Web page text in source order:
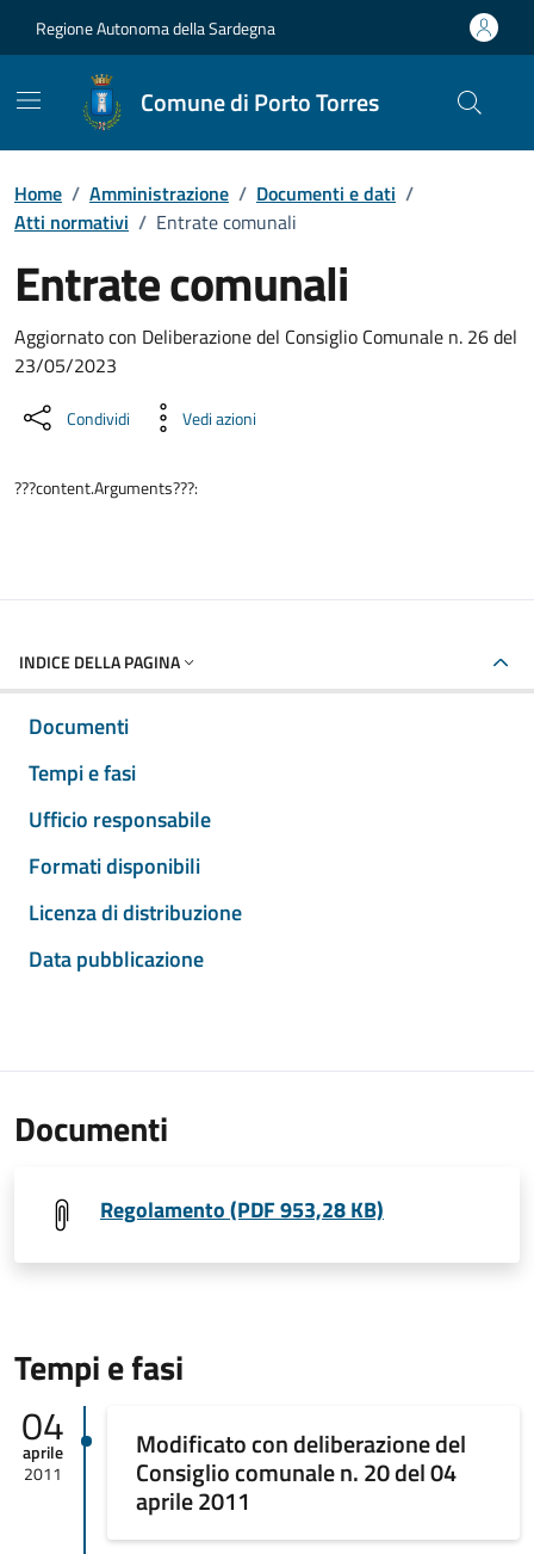
Regione Autonoma della Sardegna
Comune di Porto Torres
Home / Amministrazione / Documenti e dati /
Atti normativi / Entrate comunali
Entrate comunali
Dettaglio del documento
Aggiornato con Deliberazione del Consiglio Comunale n. 26 del
23/05/2023
Condividi Vedi azioni
???content.Arguments???:
INDICE DELLA PAGINA
Documenti
Tempi e fasi
Ufficio responsabile
Formati disponibili
Licenza di distribuzione
Data pubblicazione
Documenti
Regolamento (PDF 953,28 KB)
Tempi e fasi
04
aprile
2011
Modificato con deliberazione del
Consiglio comunale n. 20 del 04
aprile 2011